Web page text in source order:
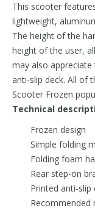
This scooter
lightweight,
The height of the
height of the user,
may also
anti-slip deck. All of
Scooter Frozen
Technical
Frozen design
Simple folding
Folding foam
Rear step-on
Printed anti-slip
Recommended